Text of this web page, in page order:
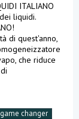
ITALIANO
liquidi.
di quest'anno,
che riduce
game changer